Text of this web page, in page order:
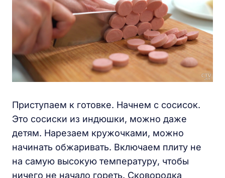
Приступаем к готовке. Начнем с сосисок.
Это сосиски из индюшки, можно даже
детям. Нарезаем кружочками, можно
начинать обжаривать. Включаем плиту не
на самую высокую температуру, чтобы
ничего не начало гореть. Сковородка